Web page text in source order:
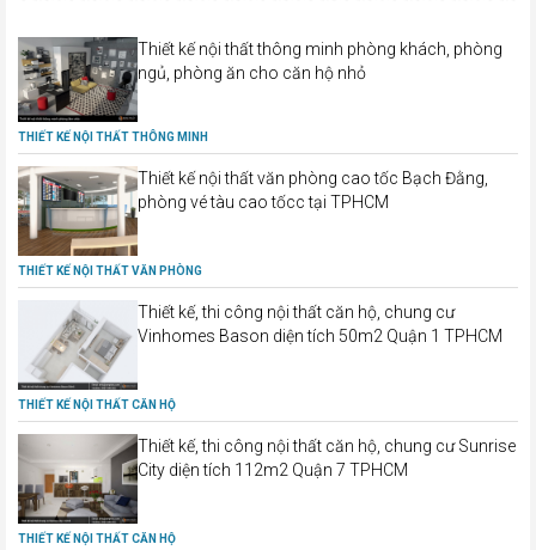
Thiết kế nội thất thông minh phòng khách, phòng
ngủ, phòng ăn cho căn hộ nhỏ
THIẾT KẾ NỘI THẤT THÔNG MINH
Thiết kế nội thất văn phòng cao tốc Bạch Đằng,
phòng vé tàu cao tốcc tại TPHCM
THIẾT KẾ NỘI THẤT VĂN PHÒNG
Thiết kế, thi công nội thất căn hộ, chung cư
Vinhomes Bason diện tích 50m2 Quận 1 TPHCM
THIẾT KẾ NỘI THẤT CĂN HỘ
Thiết kế, thi công nội thất căn hộ, chung cư Sunrise
City diện tích 112m2 Quận 7 TPHCM
THIẾT KẾ NỘI THẤT CĂN HỘ